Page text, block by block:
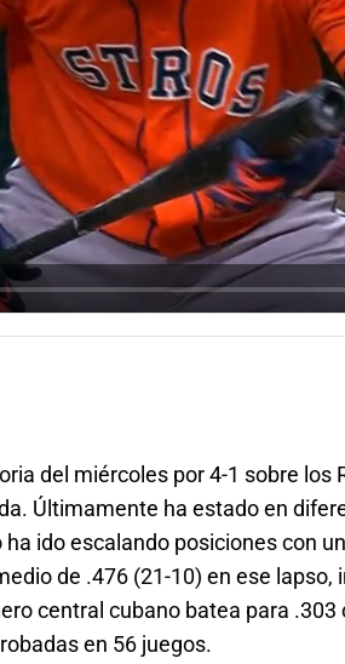
del miércoles por 4-1 sobre los
Últimamente ha estado en
ido escalando posiciones con
de .476 (21-10) en ese lapso,
central cubano batea para .303
en 56 juegos.